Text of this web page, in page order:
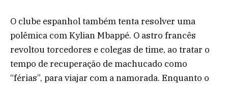
O clube espanhol também tenta resolver uma
polêmica com Kylian Mbappé. O astro francês
revoltou torcedores e colegas de time, ao tratar o
tempo de recuperação de machucado como
“férias”, para viajar com a namorada. Enquanto o